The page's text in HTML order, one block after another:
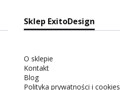
Sklep ExitoDesign
O sklepie
Kontakt
Blog
Polityka prywatności i cookies